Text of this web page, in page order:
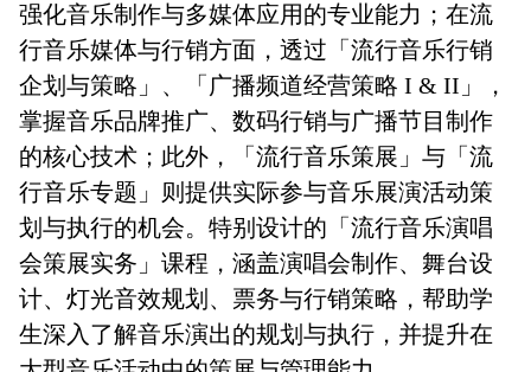
强化音乐制作与多媒体应用的专业能力；在流
行音乐媒体与行销方面，透过「流行音乐行销
企划与策略」、「广播频道经营策略 I & II」，
掌握音乐品牌推广、数码行销与广播节目制作
的核心技术；此外，「流行音乐策展」与「流
行音乐专题」则提供实际参与音乐展演活动策
划与执行的机会。特别设计的「流行音乐演唱
会策展实务」课程，涵盖演唱会制作、舞台设
计、灯光音效规划、票务与行销策略，帮助学
生深入了解音乐演出的规划与执行，并提升在